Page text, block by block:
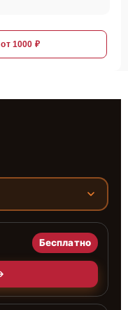
от 1000 ₽
Бесплатно